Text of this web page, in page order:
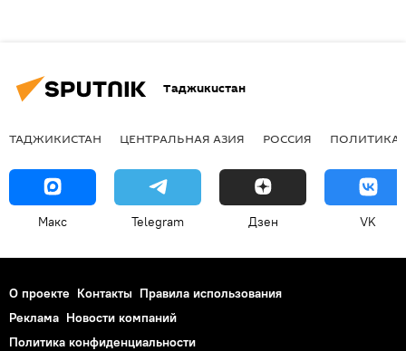
Таджикистан
ТАДЖИКИСТАН ЦЕНТРАЛЬНАЯ АЗИЯ РОССИЯ ПОЛИТИКА
Макс Telegram Дзен VK
О проекте Контакты Правила использования
Реклама Новости компаний
Политика конфиденциальности